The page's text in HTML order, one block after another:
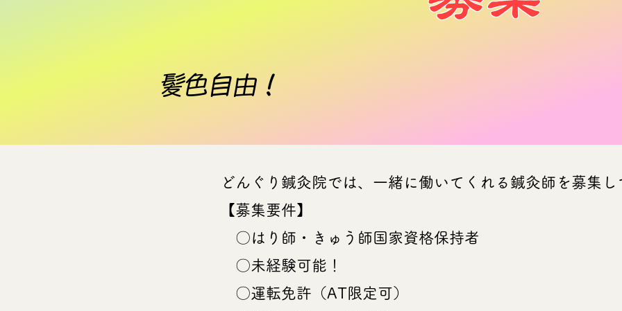
​髪色自由！
どんぐり鍼灸院では、一緒に働いてくれる鍼灸師を募集
【募集要件】
〇はり師・きゅう師国家資格保持者
〇未経験可能！
〇運転免許（AT限定可）